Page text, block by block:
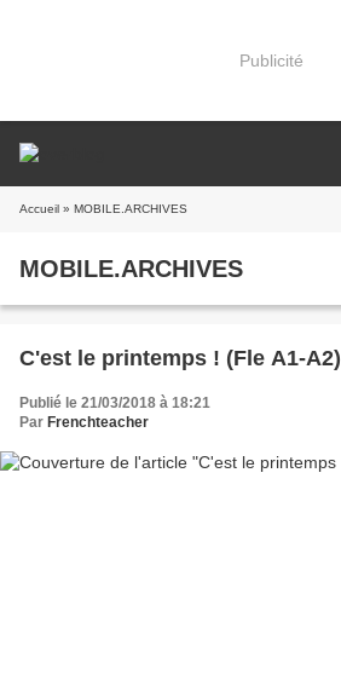
Publicité
Accueil » MOBILE.ARCHIVES
MOBILE.ARCHIVES
C'est le printemps ! (Fle A1-A2)
Publié le 21/03/2018 à 18:21
Par Frenchteacher